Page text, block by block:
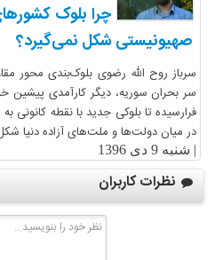
چرا بلوک
صهیونیستی شکل نمی‌گیرد؟
سرباز روح الله رضوی بلوک‌بندی محور
سر بحران سوریه، دیگر کارآمدی
فرارسیده تا بلوکی جدید با نقطه
در میان دولت‌ها و ملت‌های آزاده دنیا شکل
| شنبه 9 دی 1396
نظرات کاربران